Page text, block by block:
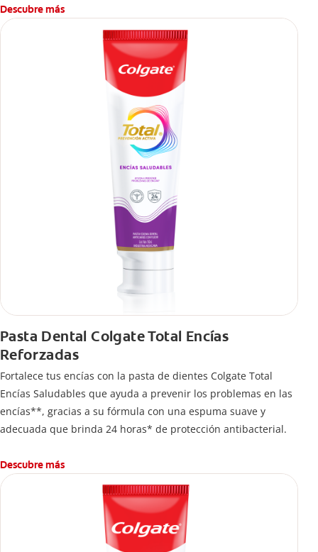
caries.
Descubre más
Pasta Dental Colgate Total Encías
Reforzadas
Fortalece tus encías con la pasta de dientes Colgate Total
Encías Saludables que ayuda a prevenir los problemas en las
encías**, gracias a su fórmula con una espuma suave y
adecuada que brinda 24 horas* de protección antibacterial.
Descubre más